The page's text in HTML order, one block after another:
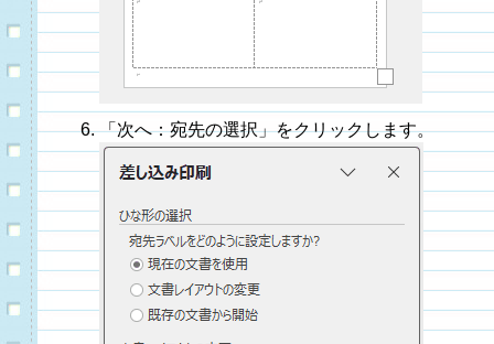
「次へ：宛先の選択」をクリックします。